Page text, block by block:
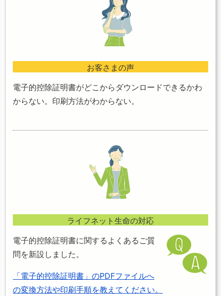
お客さまの声
電子的控除証明書がどこからダウンロードできるかわ
からない。印刷方法がわからない。
ライフネット生命の対応
電子的控除証明書に関するよくあるご質
問を新設しました。
「電子的控除証明書」のPDFファイルへ
の変換方法や印刷手順を教えてください。